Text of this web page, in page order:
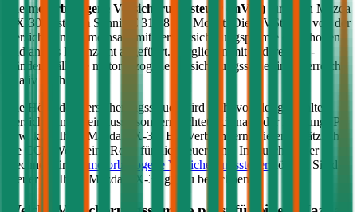
Die motorbezogene Versicherungssteuer (mVSt) für einen Mazda
CX-30 kostet im Schnitt € 31,68 pro Monat. Die mVSt wird von der
Versicherung gemeinsam mit der Versicherungsprämie eingehoben
und an das Finanzamt abgeführt. Verglichen mit anderen EU-
Ländern fällt die motorbezogene Versicherungssteuer in Österreich
relativ hoch aus.
Die Höhe der Versicherungssteuer wird nicht von der gewählten
Versicherung beeinflusst, sondern richtet sich nach der Leistung (PS
bzw. kW) Ihres
Mazda CX-30
. Bei Verbrennern spielen zusätzlich
die CO2-Werte eine Rolle für die Steuerhöhe. Im durchblicker
Rechner für die motorbezogene Versicherungssteuer
können Sie die
Steuer für Ihren Mazda CX-30 genau berechnen.